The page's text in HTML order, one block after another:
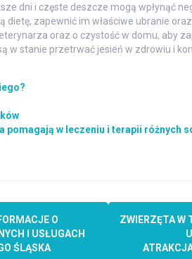
dni i częste deszcze mogą wpłynąć
dietę, zapewnić im właściwe ubranie
oraz o czystość w domu, aby
w stanie przetrwać jesień w zdrowiu i
pomagają w leczeniu i terapii różnych
O
I USŁUGACH
ŚLĄSKA
ZWIERZĘTA W